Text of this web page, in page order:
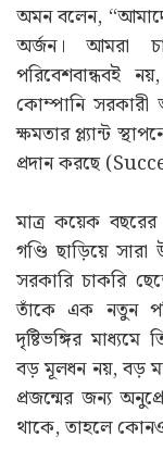
অমন বলেন,
অর্জন। আমরা
পরিবেশবান্ধবই
কোম্পানি
ক্ষমতার প্ল্যান্ট
প্রদান করছে
মাত্র কয়েক
গণ্ডি ছাড়িয়ে
সরকারি চাকরি
তাঁকে এক নতুন
দৃষ্টিভঙ্গির
বড় মূলধন নয়, বড়
প্রজন্মের জন্য
থাকে, তাহলে